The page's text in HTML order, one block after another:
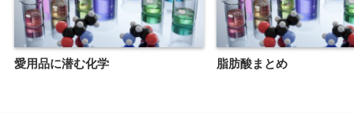
愛用品に潜む化学 脂肪酸まとめ